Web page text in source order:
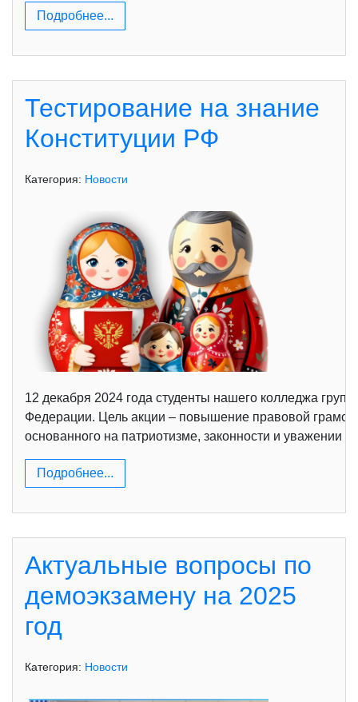
Подробнее...
Тестирование на знание
Конституции РФ
Категория: Новости
12 декабря 2024 года студенты нашего колледжа
Федерации. Цель акции – повышение правовой
основанного на патриотизме, законности и уважении к
Подробнее...
Актуальные вопросы по
демоэкзамену на 2025
год
Категория: Новости